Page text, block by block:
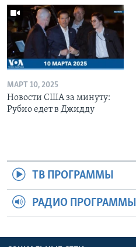
МАРТ 10, 2025
Новости США за минуту:
Рубио едет в Джидду
ТВ ПРОГРАММЫ
РАДИО ПРОГРАММЫ